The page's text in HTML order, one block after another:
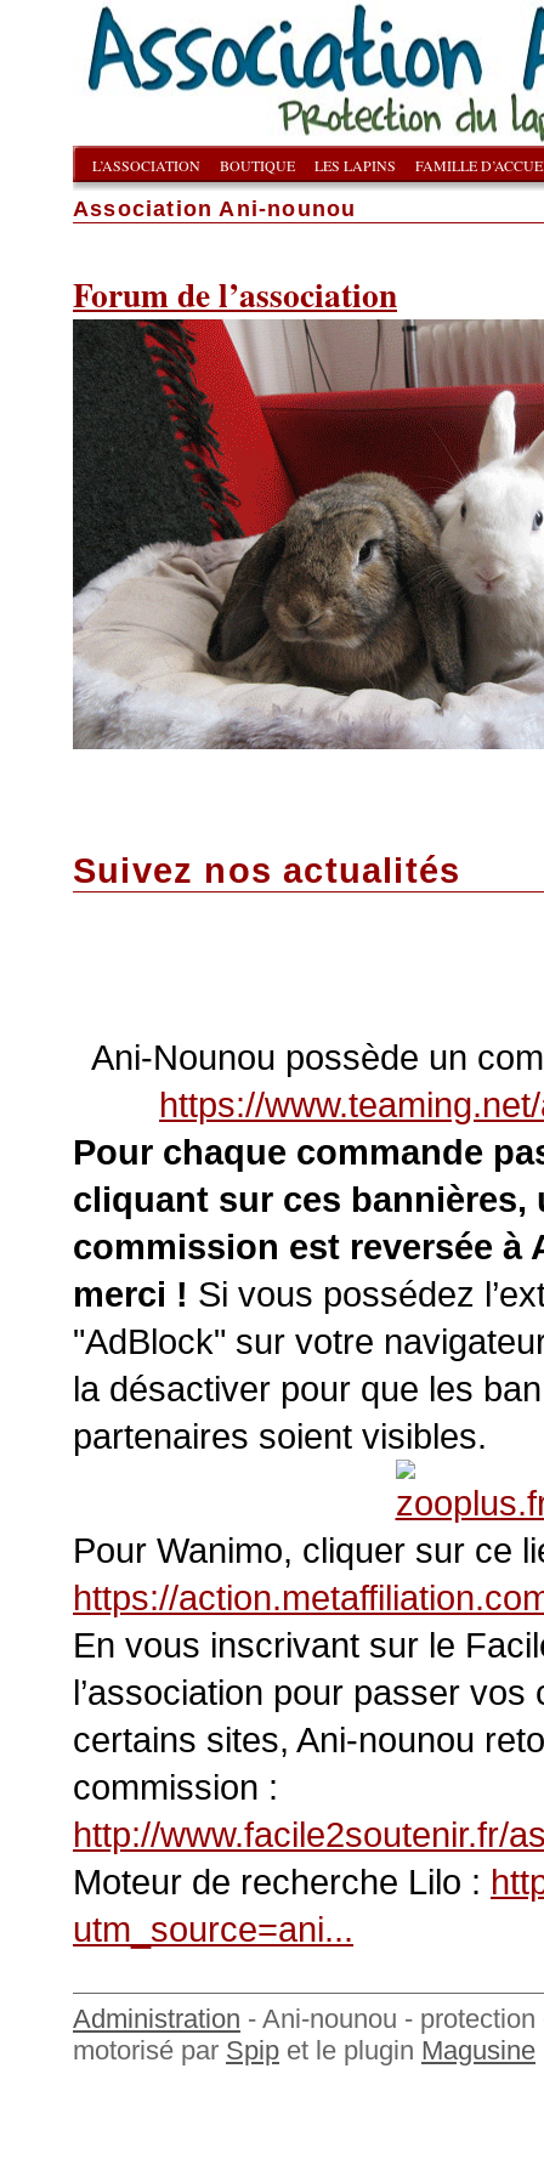
L’ASSOCIATION BOUTIQUE LES LAPINS FAMILLE
Association Ani-nounou
Forum de l’association
Suivez nos actualités
Ani-Nounou possède un
https://
Pour chaque commande
cliquant sur ces bannières,
commission est reversée à
merci ! Si vous possédez
"AdBlock" sur votre
la désactiver pour que les
partenaires soient visibles.
Pour Wanimo, cliquer sur ce
https://
En vous inscrivant sur le
l’association pour passer
certains sites, Ani-nounou
commission :
http://www.facile2soutenir.fr/
Moteur de recherche Lilo :
utm_source=ani...
Administration - Ani-nounou -
motorisé par Spip et le plugin Magusine